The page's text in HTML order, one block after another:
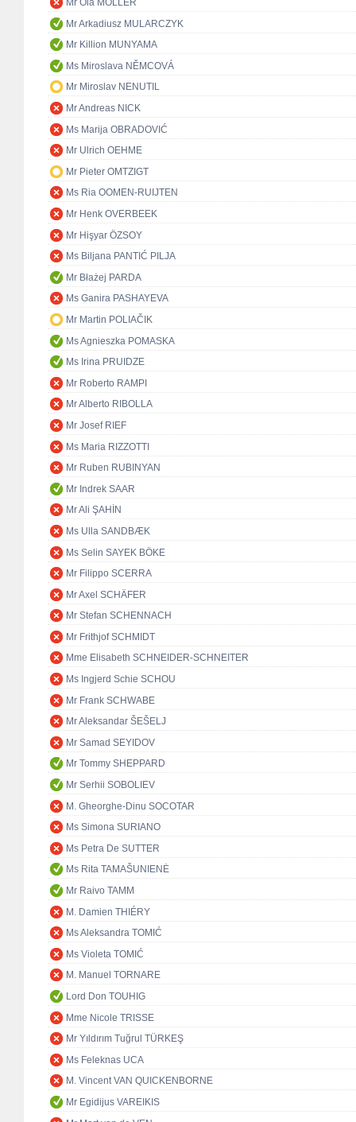
Mr Ola MÖLLER
Mr Arkadiusz MULARCZYK
Mr Killion MUNYAMA
Ms Miroslava NĚMCOVÁ
Mr Miroslav NENUTIL
Mr Andreas NICK
Ms Marija OBRADOVIĆ
Mr Ulrich OEHME
Mr Pieter OMTZIGT
Ms Ria OOMEN-RUIJTEN
Mr Henk OVERBEEK
Mr Hişyar ÖZSOY
Ms Biljana PANTIĆ PILJA
Mr Błażej PARDA
Ms Ganira PASHAYEVA
Mr Martin POLIAČIK
Ms Agnieszka POMASKA
Ms Irina PRUIDZE
Mr Roberto RAMPI
Mr Alberto RIBOLLA
Mr Josef RIEF
Ms Maria RIZZOTTI
Mr Ruben RUBINYAN
Mr Indrek SAAR
Mr Ali ŞAHİN
Ms Ulla SANDBÆK
Ms Selin SAYEK BÖKE
Mr Filippo SCERRA
Mr Axel SCHÄFER
Mr Stefan SCHENNACH
Mr Frithjof SCHMIDT
Mme Elisabeth SCHNEIDER-SCHNEITER
Ms Ingjerd Schie SCHOU
Mr Frank SCHWABE
Mr Aleksandar ŠEŠELJ
Mr Samad SEYIDOV
Mr Tommy SHEPPARD
Mr Serhii SOBOLIEV
M. Gheorghe-Dinu SOCOTAR
Ms Simona SURIANO
Ms Petra De SUTTER
Ms Rita TAMAŠUNIENĖ
Mr Raivo TAMM
M. Damien THIÉRY
Ms Aleksandra TOMIĆ
Ms Violeta TOMIĆ
M. Manuel TORNARE
Lord Don TOUHIG
Mme Nicole TRISSE
Mr Yıldırım Tuğrul TÜRKEŞ
Ms Feleknas UCA
M. Vincent VAN QUICKENBORNE
Mr Egidijus VAREIKIS